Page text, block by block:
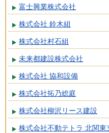
富士興業株式会社
株式会社 鈴木組
株式会社村石組
未来都建設株式会社
株式会社 協和設備
株式会社拓乃総庭
株式会社柳沢リース建設
株式会社不動テトラ 北関東